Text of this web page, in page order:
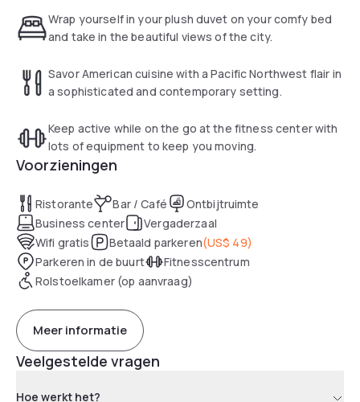
the 29th floor offer panoramic area views. Parking is
available (fee).
Wrap yourself in your plush duvet on your comfy bed
and take in the beautiful views of the city.
Savor American cuisine with a Pacific Northwest flair in
a sophisticated and contemporary setting.
Keep active while on the go at the fitness center with
lots of equipment to keep you moving.
Voorzieningen
Ristorante Bar / Café
Ontbijtruimte
Business center
Vergaderzaal
Wifi gratis
Betaald parkeren(US$ 49)
Parkeren in de buurt
Fitnesscentrum
Rolstoelkamer (op aanvraag)
Meer informatie
Veelgestelde vragen
Hoe werkt het?